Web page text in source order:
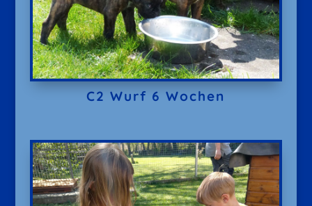
C2 Wurf 6 Wochen